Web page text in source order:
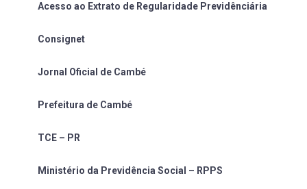
Acesso ao Extrato de Regularidade Previdênciária
Consignet
Jornal Oficial de Cambé
Prefeitura de Cambé
TCE – PR
Ministério da Previdência Social – RPPS